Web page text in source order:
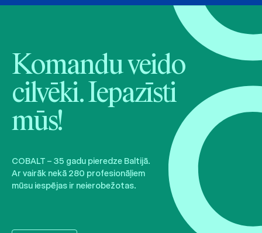
Komandu veido
cilvēki. Iepazīsti
mūs!
COBALT – 35 gadu pieredze Baltijā.
Ar vairāk nekā 280 profesionāļiem
mūsu iespējas ir neierobežotas.